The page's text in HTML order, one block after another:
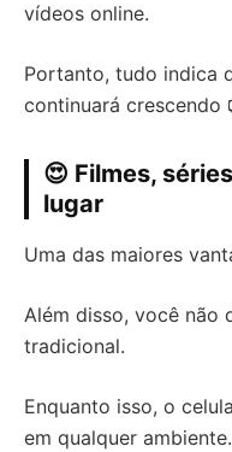
vídeos online.
Portanto, tudo indica
continuará crescendo
😍 Filmes,
lugar
Uma das maiores
Além disso, você não
tradicional.
Enquanto isso, o
em qualquer ambiente.